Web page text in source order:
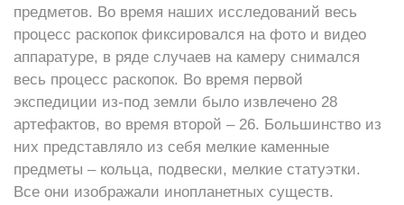
предметов. Во время наших исследований весь
процесс раскопок фиксировался на фото и видео
аппаратуре, в ряде случаев на камеру снимался
весь процесс раскопок. Во время первой
экспедиции из-под земли было извлечено 28
артефактов, во время второй – 26. Большинство из
них представляло из себя мелкие каменные
предметы – кольца, подвески, мелкие статуэтки.
Все они изображали инопланетных существ.